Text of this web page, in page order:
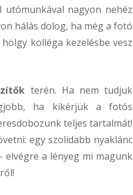
nagyon nehéz
hálás dolog, ha még a fotó
kolléga kezelésbe vesz
terén. Ha nem tudjuk
ha kikérjük a fotós
teljes tartalmát!
egy szolidabb nyaklánc
elvégre a lényeg mi magunk